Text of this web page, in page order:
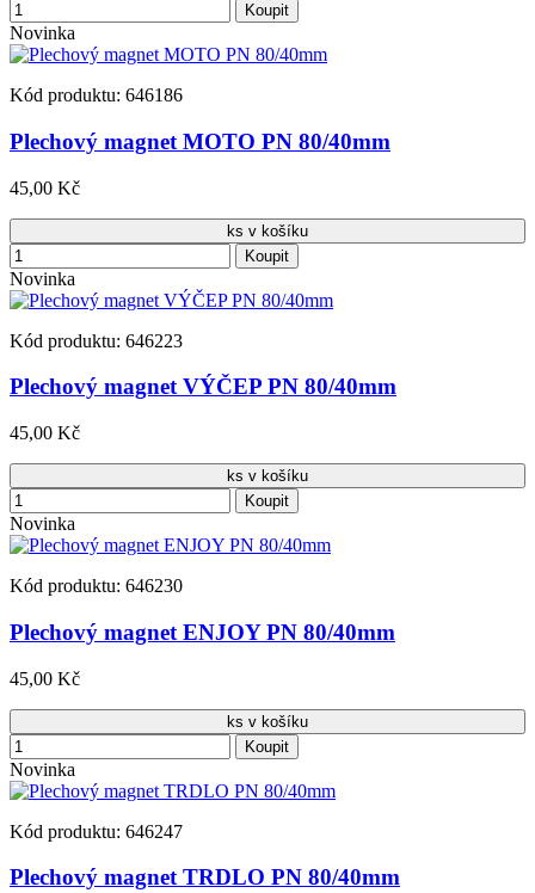
Koupit
Novinka
Kód produktu: 646186
Plechový magnet MOTO PN 80/40mm
45,00 Kč
ks v košíku
Koupit
Novinka
Kód produktu: 646223
Plechový magnet VÝČEP PN 80/40mm
45,00 Kč
ks v košíku
Koupit
Novinka
Kód produktu: 646230
Plechový magnet ENJOY PN 80/40mm
45,00 Kč
ks v košíku
Koupit
Novinka
Kód produktu: 646247
Plechový magnet TRDLO PN 80/40mm